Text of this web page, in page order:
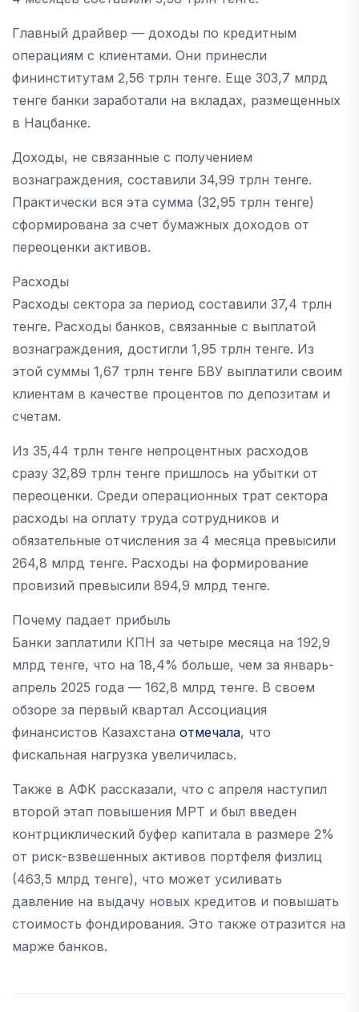
Главный драйвер — доходы по кредитным
операциям с клиентами. Они принесли
фининститутам 2,56 трлн тенге. Еще 303,7 млрд
тенге банки заработали на вкладах, размещенных
в Нацбанке.
Доходы, не связанные с получением
вознаграждения, составили 34,99 трлн тенге.
Практически вся эта сумма (32,95 трлн тенге)
сформирована за счет бумажных доходов от
переоценки активов.
Расходы
Расходы сектора за период составили 37,4 трлн
тенге. Расходы банков, связанные с выплатой
вознаграждения, достигли 1,95 трлн тенге. Из
этой суммы 1,67 трлн тенге БВУ выплатили своим
клиентам в качестве процентов по депозитам и
счетам.
Из 35,44 трлн тенге непроцентных расходов
сразу 32,89 трлн тенге пришлось на убытки от
переоценки. Среди операционных трат сектора
расходы на оплату труда сотрудников и
обязательные отчисления за 4 месяца превысили
264,8 млрд тенге. Расходы на формирование
провизий превысили 894,9 млрд тенге.
Почему падает прибыль
Банки заплатили КПН за четыре месяца на 192,9
млрд тенге, что на 18,4% больше, чем за январь-
апрель 2025 года — 162,8 млрд тенге. В своем
обзоре за первый квартал Ассоциация
финансистов Казахстана отмечала, что
фискальная нагрузка увеличилась.
Также в АФК рассказали, что с апреля наступил
второй этап повышения МРТ и был введен
контрциклический буфер капитала в размере 2%
от риск-взвешенных активов портфеля физлиц
(463,5 млрд тенге), что может усиливать
давление на выдачу новых кредитов и повышать
стоимость фондирования. Это также отразится на
марже банков.